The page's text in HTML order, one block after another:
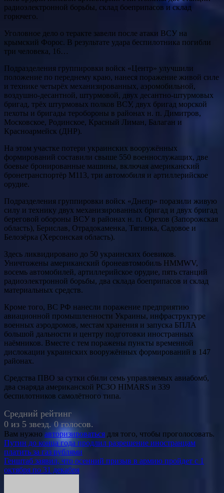
радиоэлектронной борьбы, склад боеприпасов и склад
горючего.
Уголовное дело о теракте завели после атаки ВСУ на
крымский Форос. В результате удара беспилотника погибли
три человека, 16…
Подразделения группировки войск «Центр» улучшили
положение по переднему краю, нанеся поражение живой силе
и технике четырёх механизированных, аэромобильной,
воздушно-десантной, штурмовой, двух десантно-штурмовых
бригад, трёх штурмовых полков ВСУ, двух бригад морской
пехоты и бригады теробороны в районах н. п. Димитров,
Московское, Родинское, Красный Лиман, Балаган и
Красноармейск (ДНР).
На этом участке потери украинских вооружённых
формирований составили свыше 550 военнослужащих, две
боевые бронированные машины, включая американский
бронетранспортёр М113, три автомобиля и артиллерийское
орудие.
Подразделения группировки войск «Днепр» поразили живую
силу и технику двух механизированных бригад и двух бригад
береговой обороны ВСУ в районах н. п. Орехов (Запорожская
область), Берислав, Отрадокаменка, Тягинка, Садовое и
Белозёрка (Херсонская область).
Здесь ликвидировано до 50 украинских боевиков.
Уничтожены американский бронеавтомобиль HMMWV,
восемь автомобилей, артиллерийское орудие, пять станций
радиоэлектронной борьбы, два склада боеприпасов и склад
материальных средств.
Кроме того, ВС РФ нанесли поражение предприятию
авиационной промышленности Украины, инфраструктуре
военных аэродромов, местам хранения и запуска БПЛА
большой дальности и центру подготовки иностранных
наёмников. Вместе с тем поражены пункты временной
дислокации украинских вооружённых формирований в 147
районах.
Средства ПВО за сутки сбили семь управляемых авиабомб,
два снаряда американской РСЗО HIMARS и 339
беспилотников самолётного типа.
Средний рейтинг
0 из 5 звезд. 0 голосов.
Вам нужно авторизироваться для того, чтобы проголосовать.
Навигация
по
записям
Путин до конца года продлил разрешение иностранцам
платить за газ рублями
Генштаб заявил, что осенний призыв в армию пройдет с 1
октября по 31 декабря